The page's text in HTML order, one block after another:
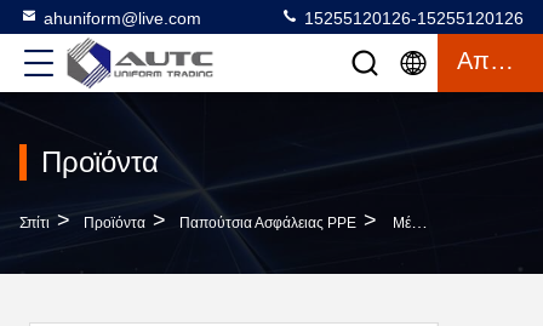
ahuniform@live.com 15255120126-15255120126
Απόσπασμα
Προϊόντα
Σπίτι > Προϊόντα > Παπούτσια Ασφάλειας PPE > Μέση Δαντέλλα Περικοπών Επάνω Στις Στρογγυλές Μπότες Δέρματος Toe